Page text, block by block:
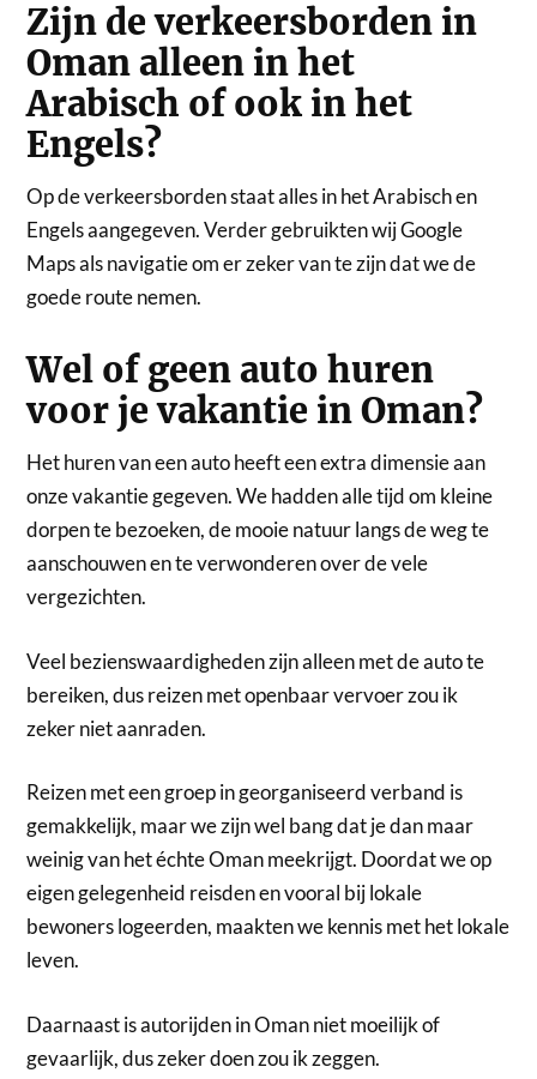
Zijn de verkeersborden in
Oman alleen in het
Arabisch of ook in het
Engels?
Op de verkeersborden staat alles in het Arabisch en
Engels aangegeven. Verder gebruikten wij Google
Maps als navigatie om er zeker van te zijn dat we de
goede route nemen.
Wel of geen auto huren
voor je vakantie in Oman?
Het huren van een auto heeft een extra dimensie aan
onze vakantie gegeven. We hadden alle tijd om kleine
dorpen te bezoeken, de mooie natuur langs de weg te
aanschouwen en te verwonderen over de vele
vergezichten.
Veel bezienswaardigheden zijn alleen met de auto te
bereiken, dus reizen met openbaar vervoer zou ik
zeker niet aanraden.
Reizen met een groep in georganiseerd verband is
gemakkelijk, maar we zijn wel bang dat je dan maar
weinig van het échte Oman meekrijgt. Doordat we op
eigen gelegenheid reisden en vooral bij lokale
bewoners logeerden, maakten we kennis met het lokale
leven.
Daarnaast is autorijden in Oman niet moeilijk of
gevaarlijk, dus zeker doen zou ik zeggen.